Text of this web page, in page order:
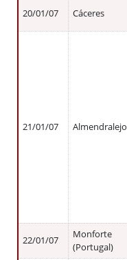
20/01/07 Cáceres
21/01/07 Almendralejo
22/01/07
Monforte
(Portugal)